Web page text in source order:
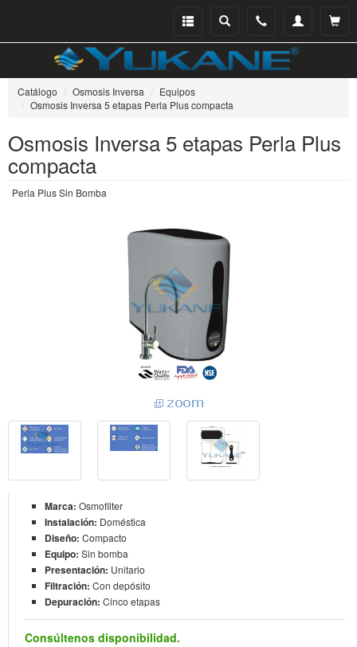
Ver
Mi
Teléfono
Buscar
Menu
Catálogo Osmosis Inversa
Equipos
Osmosis Inversa 5 etapas Perla Plus compacta
Osmosis Inversa 5 etapas Perla Plus
compacta
Perla Plus Sin Bomba
Marca: Osmofilter
Instalación: Doméstica
Diseño: Compacto
Equipo: Sin bomba
Presentación: Unitario
Filtración: Con depósito
Depuración: Cinco etapas
Consúltenos disponibilidad.